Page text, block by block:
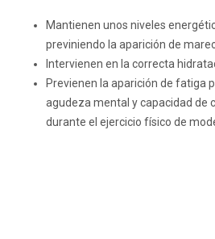
Mantienen unos niveles
previniendo la aparición de
Intervienen en la correcta
Previenen la aparición de fatiga
agudeza mental y capacidad de
durante el ejercicio físico de